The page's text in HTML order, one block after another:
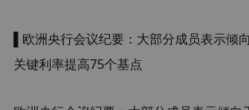
▌欧洲央行会议纪要：大部分成员表示倾
关键利率提高75个基点